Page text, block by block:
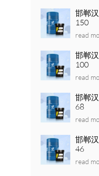
邯郸
150
read
邯郸
100
read
邯郸
68
read
邯郸
46
read